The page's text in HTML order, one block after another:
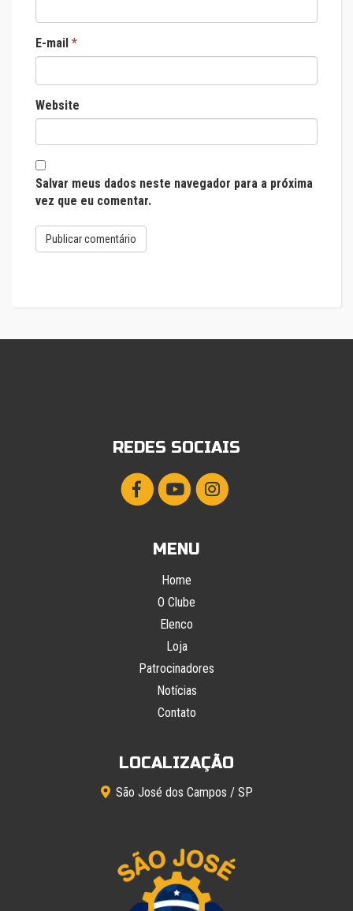
E-mail *
Website
Salvar meus dados neste navegador para a próxima
vez que eu comentar.
REDES SOCIAIS
MENU
Home
O Clube
Elenco
Loja
Patrocinadores
Notícias
Contato
LOCALIZAÇÃO
São José dos Campos / SP